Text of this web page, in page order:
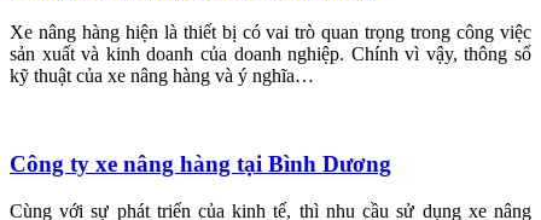
Xe nâng hàng hiện là thiết bị có vai trò quan trọng trong công việc
sản xuất và kinh doanh của doanh nghiệp. Chính vì vậy, thông số
kỹ thuật của xe nâng hàng và ý nghĩa…
Công ty xe nâng hàng tại Bình Dương
Cùng với sự phát triển của kinh tế, thì nhu cầu sử dụng xe nâng